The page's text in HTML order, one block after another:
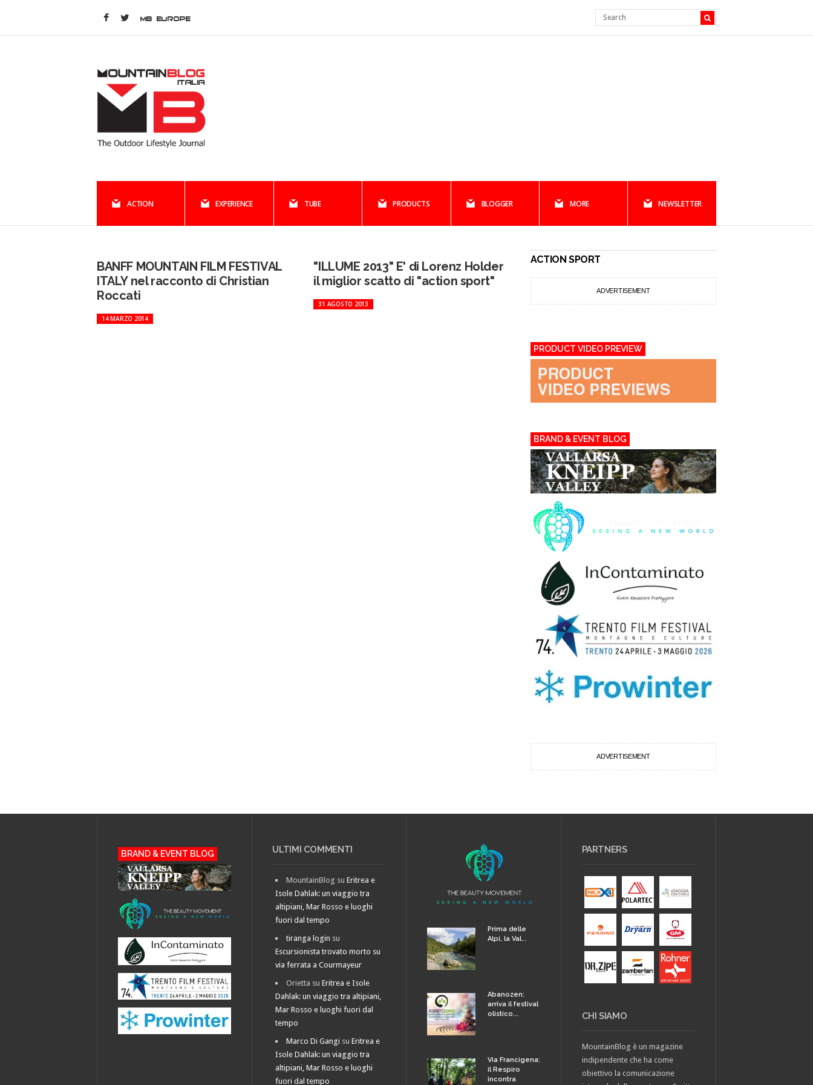
MB EUROPE
ACTION EXPERIENCE TUBE PRODUCTS BLOGGER MORE NEWSLETTER
BANFF MOUNTAIN FILM FESTIVAL
ITALY nel racconto di Christian
Roccati
14 MARZO 2014
"ILLUME 2013" E' di Lorenz Holder
il miglior scatto di "action sport"
31 AGOSTO 2013
ACTION SPORT
ADVERTISEMENT
PRODUCT VIDEO PREVIEW
BRAND & EVENT BLOG
ADVERTISEMENT
BRAND & EVENT BLOG ULTIMI COMMENTI
MountainBlog suEritrea e
Isole Dahlak: un viaggio tra
altipiani, Mar Rosso e luoghi
fuori dal tempo
tiranga login su
Escursionista trovato morto su
via ferrata a Courmayeur
Orietta suEritrea e Isole
Dahlak: un viaggio tra altipiani,
Mar Rosso e luoghi fuori dal
tempo
Marco Di Gangi suEritrea e
Isole Dahlak: un viaggio tra
altipiani, Mar Rosso e luoghi
fuori dal tempo
Prima delle
Alpi, la Val...
Abanozen:
arriva il festival
olistico...
Via Francigena:
il Respiro
incontra
PARTNERS
CHI SIAMO
MountainBlog è un magazine
indipendente che ha come
obiettivo la comunicazione